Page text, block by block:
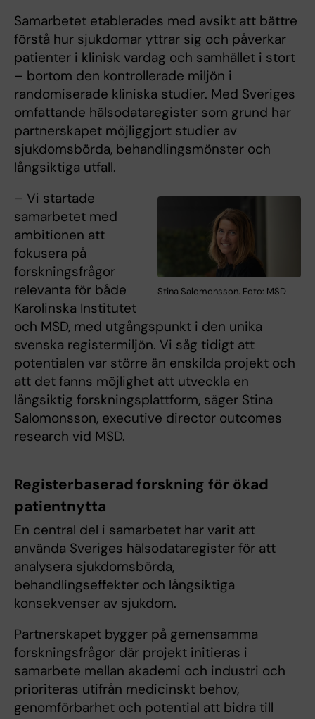
Samarbetet etablerades med avsikt att bättre
förstå hur sjukdomar yttrar sig och påverkar
patienter i klinisk vardag och samhället i stort
– bortom den kontrollerade miljön i
randomiserade kliniska studier. Med Sveriges
omfattande hälsodataregister som grund har
partnerskapet möjliggjort studier av
sjukdomsbörda, behandlingsmönster och
långsiktiga utfall.
Stina Salomonsson. Foto: MSD
– Vi startade
samarbetet med
ambitionen att
fokusera på
forskningsfrågor
relevanta för både
Karolinska Institutet
och MSD, med utgångspunkt i den unika
svenska registermiljön. Vi såg tidigt att
potentialen var större än enskilda projekt och
att det fanns möjlighet att utveckla en
långsiktig forskningsplattform, säger Stina
Salomonsson, executive director outcomes
research vid MSD.
Registerbaserad forskning för ökad
patientnytta
En central del i samarbetet har varit att
använda Sveriges hälsodataregister för att
analysera sjukdomsbörda,
behandlingseffekter och långsiktiga
konsekvenser av sjukdom.
Partnerskapet bygger på gemensamma
forskningsfrågor där projekt initieras i
samarbete mellan akademi och industri och
prioriteras utifrån medicinskt behov,
genomförbarhet och potential att bidra till